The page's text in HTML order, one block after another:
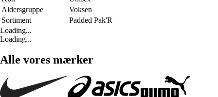
Aldersgruppe
Voksen
Sortiment
Padded Pak'R
Loading...
Loading...
Alle vores mærker